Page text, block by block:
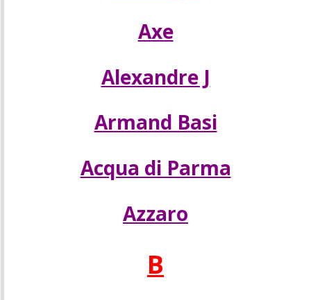
Axe
Alexandre J
Armand Basi
Acqua di Parma
Azzaro
B